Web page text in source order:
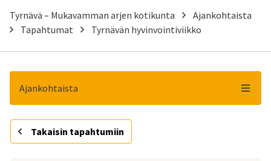
Tyrnävä – Mukavamman arjen kotikunta
Ajankohtaista
Tapahtumat
Tyrnävän hyvinvointiviikko
Ajankohtaista
Takaisin tapahtumiin